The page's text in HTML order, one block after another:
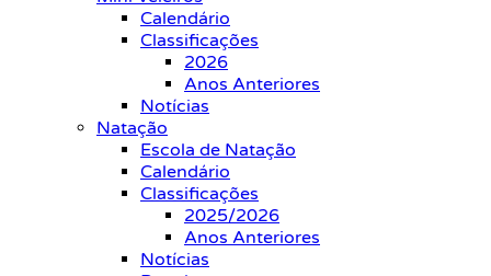
Calendário
Classificações
2026
Anos Anteriores
Notícias
Natação
Escola de Natação
Calendário
Classificações
2025/2026
Anos Anteriores
Notícias